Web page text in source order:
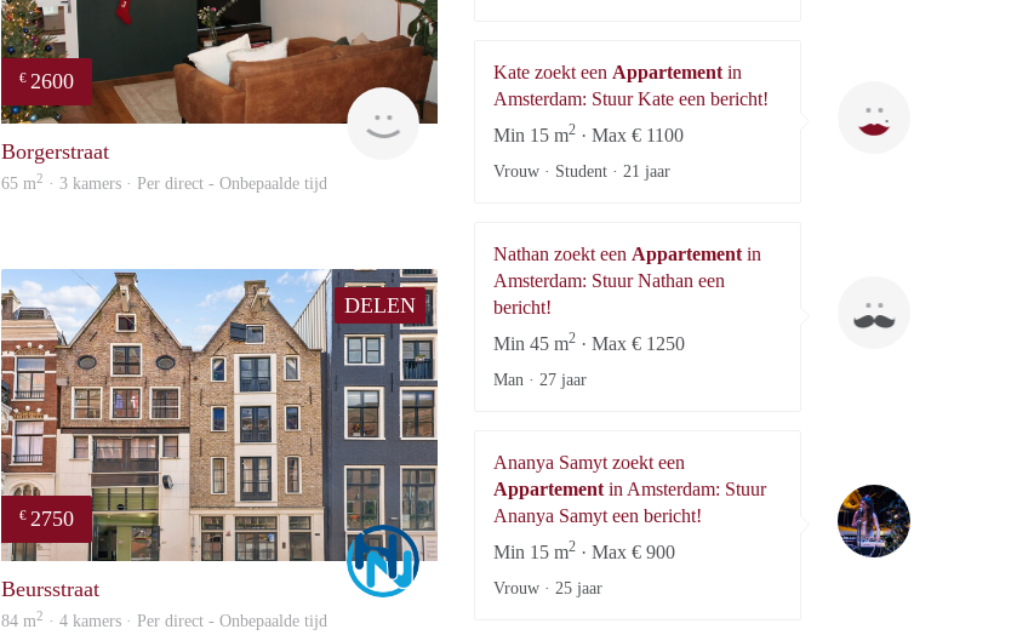
€ 2600
Expat
Borgerstraat
65 m2 · 3 kamers · Per direct - Onbepaalde tijd
DELEN
€ 2750
Marco
Beursstraat
84 m2 · 4 kamers · Per direct - Onbepaalde tijd
Kate zoekt een Appartement in
Amsterdam: Stuur Kate een bericht!
Min 15 m2 · Max € 1100
Vrouw · Student · 21 jaar
Nathan zoekt een Appartement in
Amsterdam: Stuur Nathan een
bericht!
Min 45 m2 · Max € 1250
Man · 27 jaar
Ananya Samyt zoekt een
Appartement in Amsterdam: Stuur
Ananya Samyt een bericht!
Min 15 m2 · Max € 900
Vrouw · 25 jaar